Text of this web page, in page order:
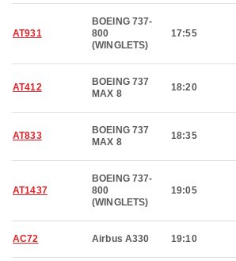
AT931
BOEING 737-
800
(WINGLETS)
17:55
AT412
BOEING 737
MAX 8
18:20
AT833
BOEING 737
MAX 8
18:35
AT1437
BOEING 737-
800
(WINGLETS)
19:05
AC72 Airbus A330 19:10